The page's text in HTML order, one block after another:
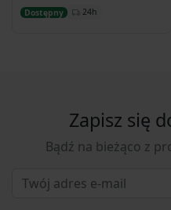
Dostępny 24h
Dodaj do koszyka
Zapisz się
Bądź na bieżąco z